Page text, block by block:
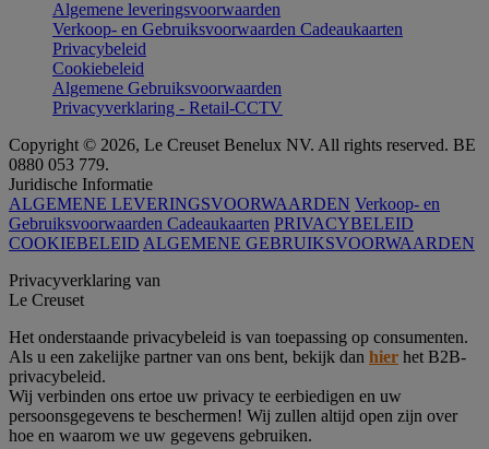
Algemene leveringsvoorwaarden
Verkoop- en Gebruiksvoorwaarden Cadeaukaarten
Privacybeleid
Cookiebeleid
Algemene Gebruiksvoorwaarden
Privacyverklaring - Retail-CCTV
Copyright © 2026, Le Creuset Benelux NV. All rights reserved. BE
0880 053 779.
Juridische Informatie
ALGEMENE LEVERINGSVOORWAARDEN Verkoop- en
Gebruiksvoorwaarden Cadeaukaarten PRIVACYBELEID
COOKIEBELEID ALGEMENE GEBRUIKSVOORWAARDEN
Privacyverklaring van
Le Creuset
Het onderstaande privacybeleid is van toepassing op consumenten.
Als u een zakelijke partner van ons bent, bekijk dan hier het B2B-
privacybeleid.
Wij verbinden ons ertoe uw privacy te eerbiedigen en uw
persoonsgegevens te beschermen! Wij zullen altijd open zijn over
hoe en waarom we uw gegevens gebruiken.